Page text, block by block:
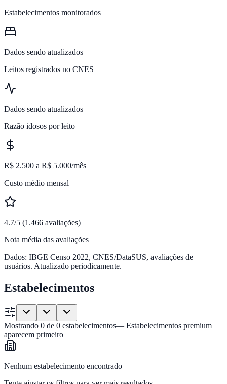
Estabelecimentos monitorados
Dados sendo atualizados
Leitos registrados no CNES
Dados sendo atualizados
Razão idosos por leito
R$ 2.500 a R$ 5.000/mês
Custo médio mensal
4.7/5 (1.466 avaliações)
Nota média das avaliações
Dados: IBGE Censo 2022, CNES/DataSUS, avaliações de
usuários. Atualizado periodicamente.
Estabelecimentos
Mostrando 0 de 0 estabelecimentos— Estabelecimentos premium
aparecem primeiro
Nenhum estabelecimento encontrado